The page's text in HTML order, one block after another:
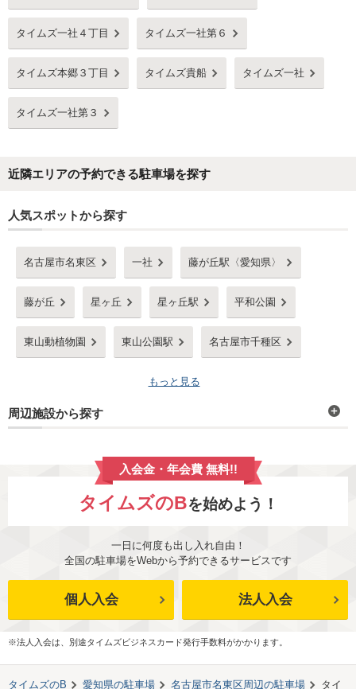
タイムズ一社４丁目 タイムズ一社第６
タイムズ本郷３丁目 タイムズ貴船 タイムズ一社
タイムズ一社第３
近隣エリアの予約できる駐車場を探す
人気スポットから探す
名古屋市名東区 一社 藤が丘駅〈愛知県〉
藤が丘 星ヶ丘 星ヶ丘駅 平和公園
東山動植物園 東山公園駅 名古屋市千種区
もっと見る
周辺施設から探す
入会金・年会費 無料!!
タイムズのBを始めよう！
一日に何度も出し入れ自由！
全国の駐車場をWebから予約できるサービスです
個人入会 法人入会
※法人入会は、別途タイムズビジネスカード発行手数料がかかります。
タイムズのB 愛知県の駐車場 名古屋市名東区周辺の駐車場 タイ